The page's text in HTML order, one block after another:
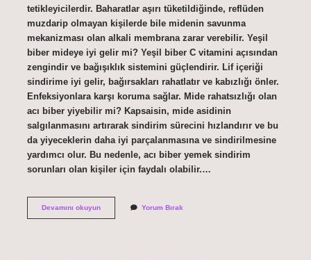
tetikleyicilerdir. Baharatlar aşırı tüketildiğinde, reflüden
muzdarip olmayan kişilerde bile midenin savunma
mekanizması olan alkali membrana zarar verebilir. Yeşil
biber mideye iyi gelir mi? Yeşil biber C vitamini açısından
zengindir ve bağışıklık sistemini güçlendirir. Lif içeriği
sindirime iyi gelir, bağırsakları rahatlatır ve kabızlığı önler.
Enfeksiyonlara karşı koruma sağlar. Mide rahatsızlığı olan
acı biber yiyebilir mi? Kapsaisin, mide asidinin
salgılanmasını artırarak sindirim sürecini hızlandırır ve bu
da yiyeceklerin daha iyi parçalanmasına ve sindirilmesine
yardımcı olur. Bu nedenle, acı biber yemek sindirim
sorunları olan kişiler için faydalı olabilir.…
Devamını okuyunTaze
Yorum Bırak